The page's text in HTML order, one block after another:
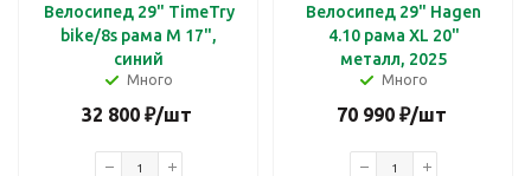
Велосипед 29" TimeTry
bike/8s рама М 17",
синий
Много
32 800₽/шт
Велосипед 29" Hagen
4.10 рама XL 20"
металл, 2025
Много
70 990₽/шт